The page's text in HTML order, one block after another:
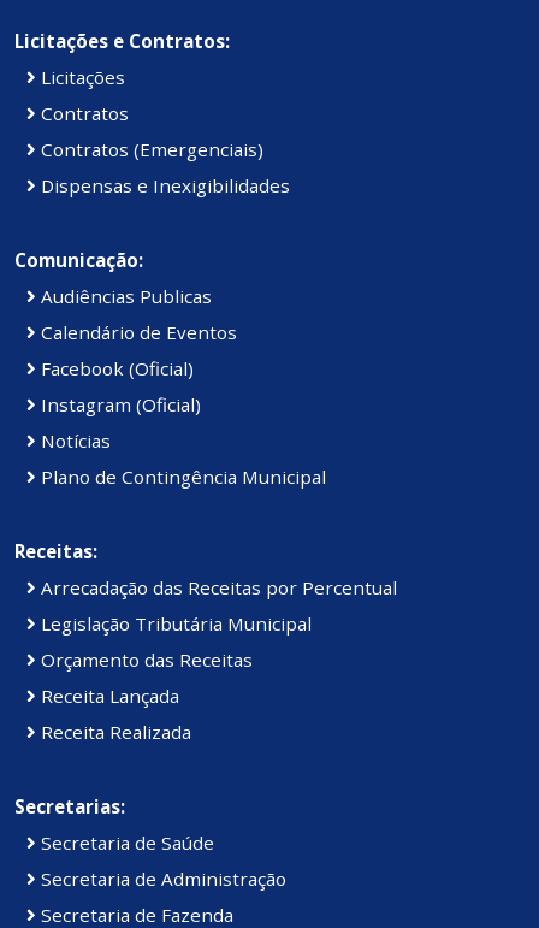
Licitações e Contratos:
Licitações
Contratos
Contratos (Emergenciais)
Dispensas e Inexigibilidades
Comunicação:
Audiências Publicas
Calendário de Eventos
Facebook (Oficial)
Instagram (Oficial)
Notícias
Plano de Contingência Municipal
Receitas:
Arrecadação das Receitas por Percentual
Legislação Tributária Municipal
Orçamento das Receitas
Receita Lançada
Receita Realizada
Secretarias:
Secretaria de Saúde
Secretaria de Administração
Secretaria de Fazenda